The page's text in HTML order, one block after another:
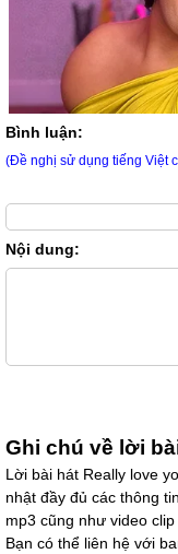
Bình luận:
(Đề nghị sử dụng tiếng Việt
Nội dung:
Ghi chú về lời
Lời bài hát Really love
nhật đầy đủ các thông
mp3 cũng như video
Bạn có thể liên hệ với